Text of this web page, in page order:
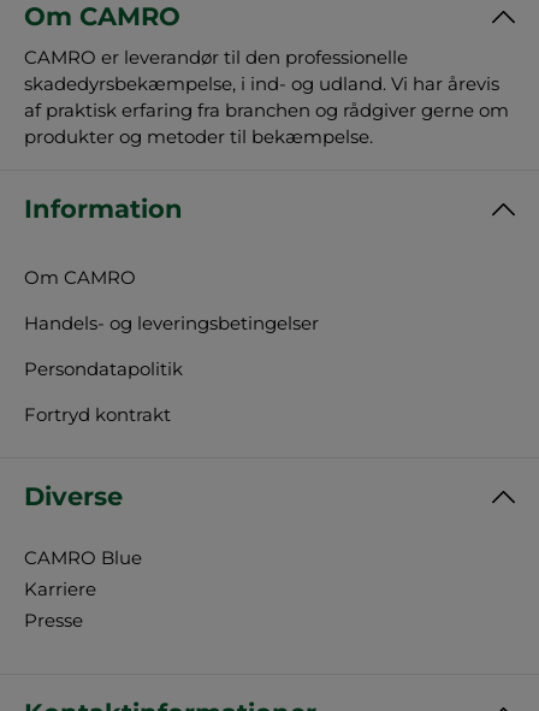
Om CAMRO
CAMRO er leverandør til den professionelle
skadedyrsbekæmpelse, i ind- og udland. Vi har årevis
af praktisk erfaring fra branchen og rådgiver gerne om
produkter og metoder til bekæmpelse.
Information
Om CAMRO
Handels- og leveringsbetingelser
Persondatapolitik
Fortryd kontrakt
Diverse
CAMRO Blue
Karriere
Presse